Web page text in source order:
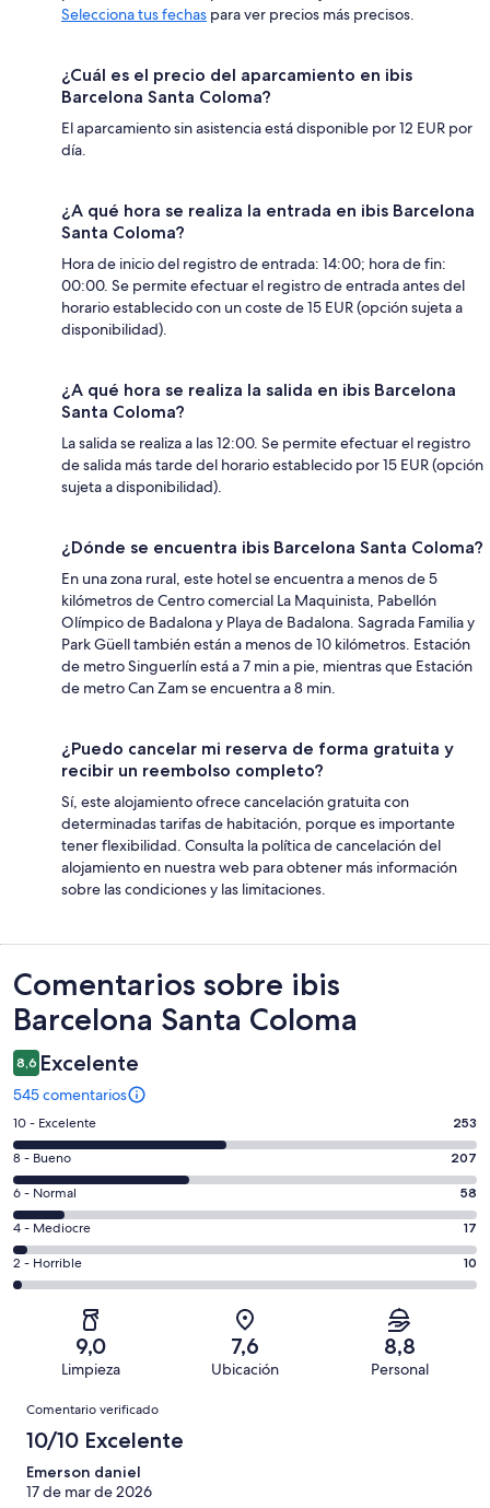
Selecciona tus fechas para ver precios más precisos.
¿Cuál es el precio del aparcamiento en ibis
Barcelona Santa Coloma?
El aparcamiento sin asistencia está disponible por 12 EUR por
día.
¿A qué hora se realiza la entrada en ibis Barcelona
Santa Coloma?
Hora de inicio del registro de entrada: 14:00; hora de fin:
00:00. Se permite efectuar el registro de entrada antes del
horario establecido con un coste de 15 EUR (opción sujeta a
disponibilidad).
¿A qué hora se realiza la salida en ibis Barcelona
Santa Coloma?
La salida se realiza a las 12:00. Se permite efectuar el registro
de salida más tarde del horario establecido por 15 EUR (opción
sujeta a disponibilidad).
¿Dónde se encuentra ibis Barcelona Santa Coloma?
En una zona rural, este hotel se encuentra a menos de 5
kilómetros de Centro comercial La Maquinista, Pabellón
Olímpico de Badalona y Playa de Badalona. Sagrada Familia y
Park Güell también están a menos de 10 kilómetros. Estación
de metro Singuerlín está a 7 min a pie, mientras que Estación
de metro Can Zam se encuentra a 8 min.
¿Puedo cancelar mi reserva de forma gratuita y
recibir un reembolso completo?
Sí, este alojamiento ofrece cancelación gratuita con
determinadas tarifas de habitación, porque es importante
tener flexibilidad. Consulta la política de cancelación del
alojamiento en nuestra web para obtener más información
sobre las condiciones y las limitaciones.
Comentarios
Comentarios sobre ibis
Barcelona Santa Coloma
8,6 Excelente
545 comentarios
253
comentarios
de
un
total
de
545
con
puntuación
10 - Excelente 253
207
comentarios
de
un
total
de
puntuación
8 - Bueno 207
58
comentarios
de
un
total
puntuación
Normal
6 - Normal 58
17
comentarios
de
una
puntuación
4 - Mediocre 17
10
comentarios
545
una
puntuación
de
2 - Horrible 10
9,0
Limpieza
7,6
Ubicación
8,8
Personal
Comentarios
Comentario verificado
10/10 Excelente
Emerson daniel
17 de mar de 2026